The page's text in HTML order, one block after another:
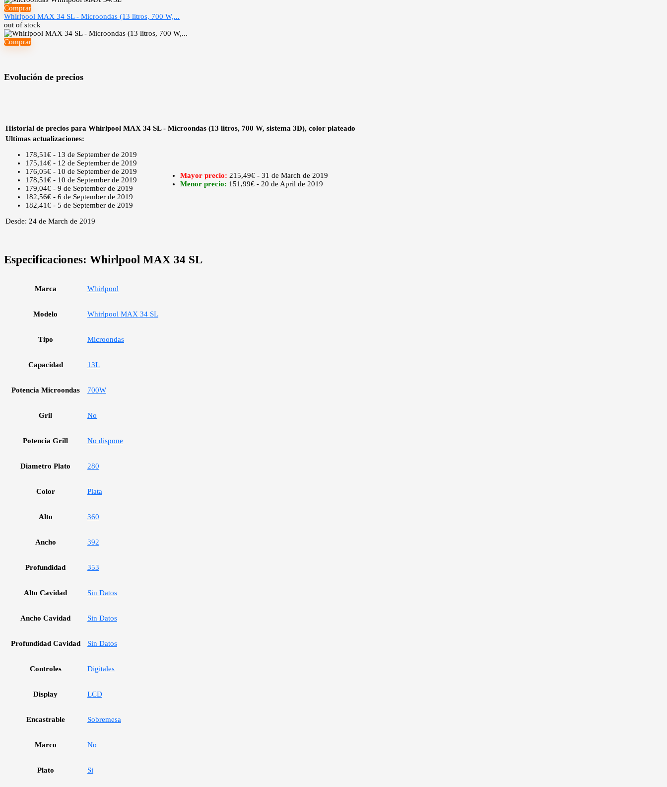
Comprar
Whirlpool MAX 34 SL - Microondas (13 litros, 700 W,...
out of stock
Comprar
Evolución de precios
Historial de precios para Whirlpool MAX 34 SL - Microondas (13 litros, 700 W, sistema 3D), color plateado
Ultimas actualizaciones:
178,51€ - 13 de September de 2019
175,14€ - 12 de September de 2019
176,05€ - 10 de September de 2019
178,51€ - 10 de September de 2019
179,04€ - 9 de September de 2019
182,56€ - 6 de September de 2019
182,41€ - 5 de September de 2019
Desde: 24 de March de 2019
Mayor precio: 215,49€ - 31 de March de 2019
Menor precio: 151,99€ - 20 de April de 2019
Especificaciones: Whirlpool MAX 34 SL
Marca Whirlpool
Modelo Whirlpool MAX 34 SL
Tipo Microondas
Capacidad 13L
Potencia Microondas 700W
Gril No
Potencia Grill No dispone
Diametro Plato 280
Color Plata
Alto 360
Ancho 392
Profundidad 353
Alto Cavidad Sin Datos
Ancho Cavidad Sin Datos
Profundidad Cavidad Sin Datos
Controles Digitales
Display LCD
Encastrable Sobremesa
Marco No
Plato Si